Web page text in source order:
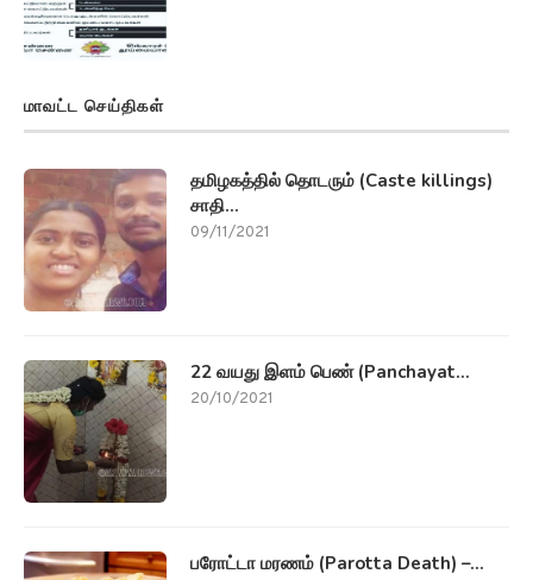
மாவட்ட செய்திகள்
தமிழகத்தில் தொடரும் (Caste killings)
சாதி...
09/11/2021
22 வயது இளம் பெண் (Panchayat...
20/10/2021
பரோட்டா மரணம் (Parotta Death) –...